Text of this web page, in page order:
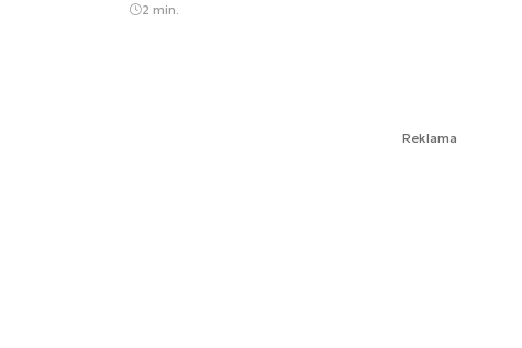
2 min.
Reklama